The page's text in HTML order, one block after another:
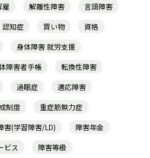
雇 解離性障害
言語障害
認知症 買い物
資格
身体障害 就労支援
障害者手帳
転換性障害
過眠症
適応障害
制度
重症筋無力症
害(学習障害/LD)
障害年金
ビス
障害等級